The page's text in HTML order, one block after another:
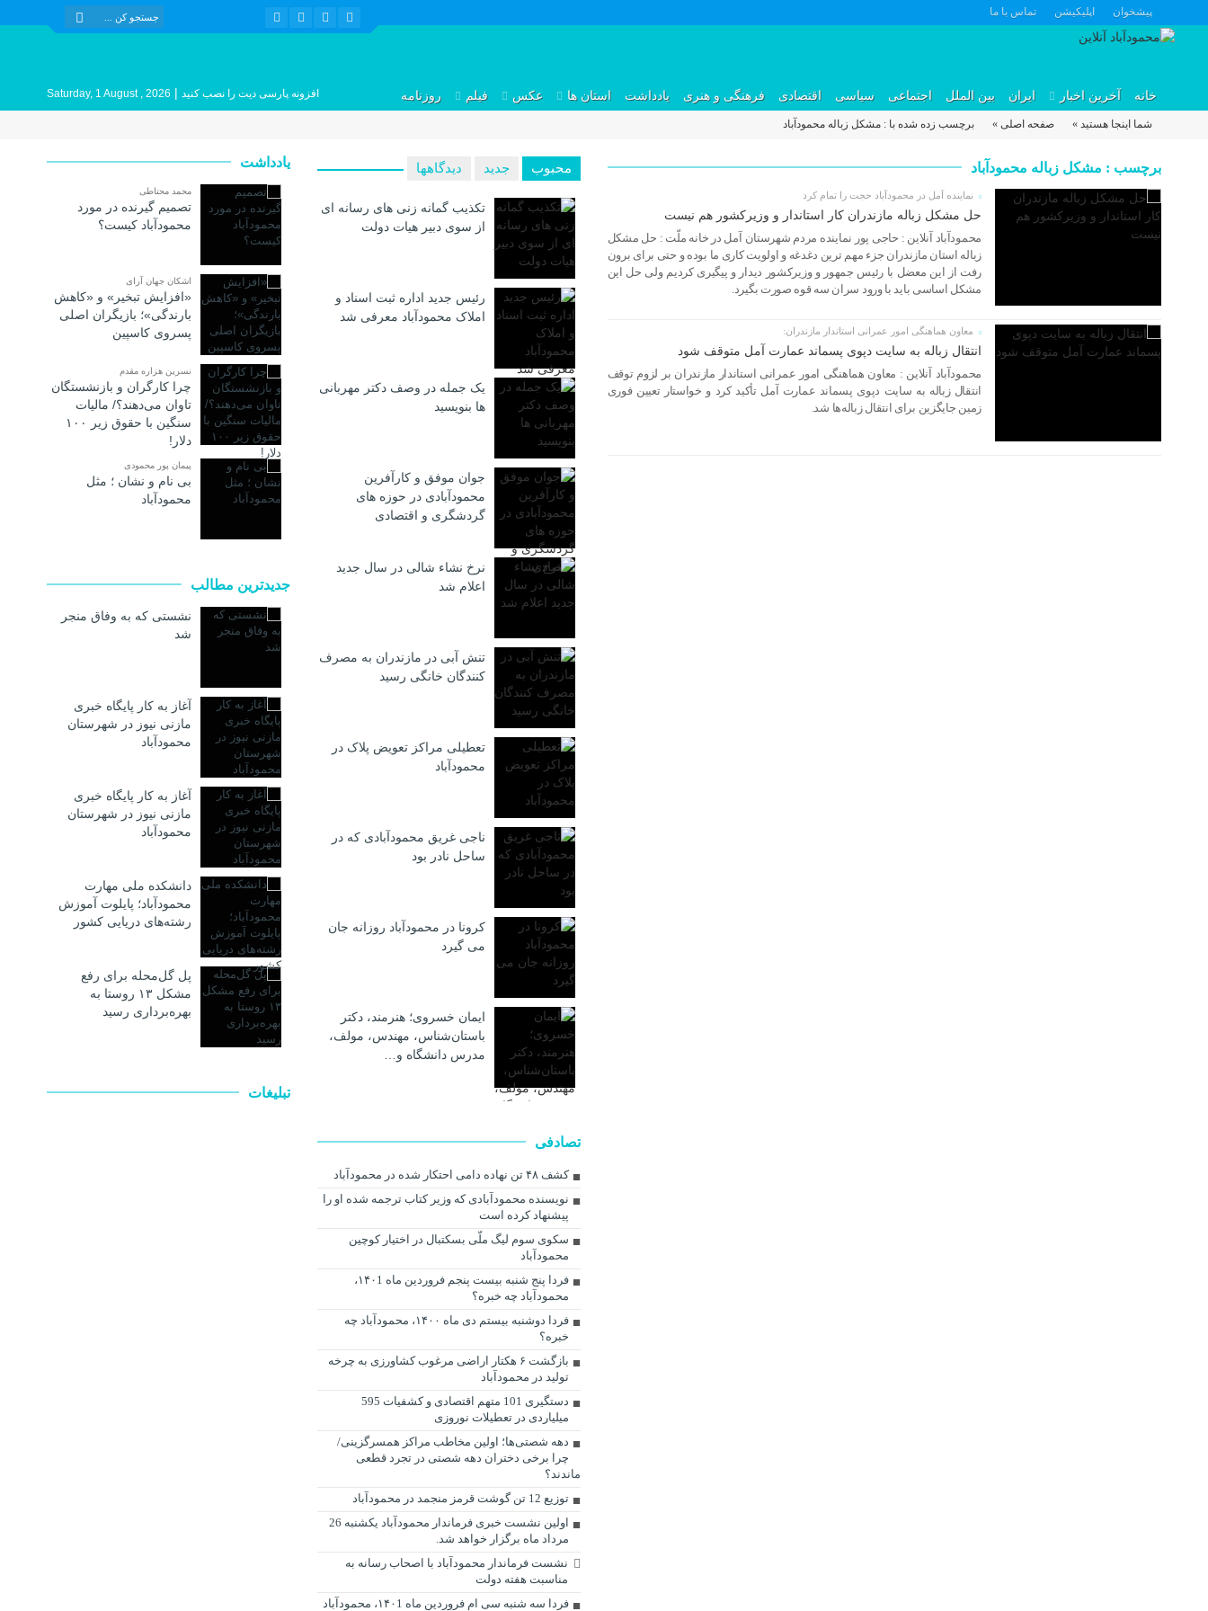
پیشخوان اپلیکیشن تماس با ما
خانه آخرین اخبار ایران بین الملل اجتماعی سیاسی اقتصادی فرهنگی و هنری یادداشت استان ها عکس فیلم روزنامه افزونه پارسی دیت را نصب کنید |
Saturday, 1 August , 2026
شما اینجا هستید » صفحه اصلی » برچسب زده شده با : مشکل زباله محمودآباد
برچسب : مشکل زباله محمودآباد
نماینده آمل در محمودآباد حجت را تمام کرد
حل مشکل زباله مازندران کار استاندار و وزیرکشور هم نیست
محمودآباد آنلاین : حاجی پور نماینده مردم شهرستان آمل در خانه ملّت : حل مشکل
زباله استان مازندران جزء مهم ترین دغدغه و اولویت کاری ما بوده و حتی برای برون
رفت از این معضل با رئیس جمهور و وزیرکشور دیدار و پیگیری کردیم ولی حل این
مشکل اساسی باید با ورود سران سه قوه صورت بگیرد.
معاون هماهنگی امور عمرانی استاندار مازندران:
انتقال زباله‌ به سایت دپوی پسماند عمارت آمل متوقف شود
محمودآباد آنلاین : معاون هماهنگی امور عمرانی استاندار مازندران بر لزوم توقف
انتقال زباله‌ به سایت دپوی پسماند عمارت آمل تأکید کرد و خواستار تعیین فوری
زمین جایگزین برای انتقال زباله‌ها شد.
محبوب جدید دیدگاهها
تکذیب گمانه زنی های رسانه ای
از سوی دبیر هیات دولت
رئیس جدید اداره ثبت اسناد و
املاک محمودآباد معرفی شد
یک جمله در وصف دکتر مهربانی
ها بنویسید
جوان موفق و کارآفرین
محمودآبادی در حوزه های
گردشگری و اقتصادی
نرخ نشاء شالی در سال جدید
اعلام شد
تنش آبی در مازندران به مصرف
كنندگان خانگی رسيد
تعطیلی مراکز تعویض پلاک در
محمودآباد
ناجی غریق محمودآبادی که در
ساحل نادر بود
کرونا در محمودآباد روزانه جان
می گیرد
ایمان خسروی؛ هنرمند، دکتر
باستان‌شناس، مهندس، مولف،
مدرس دانشگاه و…
تصادفی
کشف ۴۸ تن نهاده دامی احتکار شده در محمودآباد
نویسنده محمودآبادی که وزیر کتاب ترجمه شده او را
پیشنهاد کرده است
سکوی سوم لیگ ملّی بسکتبال در اختیار کوچین
محمودآباد
فردا پنج شنبه بیست پنجم فروردین ماه ۱۴۰1،
محمودآباد چه خبره؟
فردا دوشنبه بیستم دی ماه ۱۴۰۰، محمودآباد چه
خبره؟
بازگشت ۶ هکتار اراضی مرغوب کشاورزی به چرخه
تولید در محمودآباد
دستگیری 101 متهم اقتصادی و کشفیات 595
میلیاردی در تعطیلات نوروزی
دهه شصتی‌ها؛ اولین مخاطب مراکز همسرگزینی/
چرا برخی دختران دهه شصتی در تجرد قطعی
ماندند؟
توزیع 12 تن گوشت قرمز منجمد در محمودآباد
اولین نشست خبری فرماندار محمودآباد یکشنبه 26
مرداد ماه برگزار خواهد شد.
نشست فرماندار محمودآباد با اصحاب رسانه به
مناسبت هفته دولت
فردا سه شنبه سی ام فروردین ماه ۱۴۰1، محمودآباد
یادداشت
محمد محتاطی
تصمیم گیرنده در مورد
محمودآباد کیست؟
اشکان جهان آرای
«افزایش تبخیر» و «کاهش
بارندگی»؛ بازیگران اصلی
پسروی کاسپین
نسرین هزاره مقدم
چرا کارگران و بازنشستگان
تاوان می‌دهند؟/ مالیات
سنگین با حقوق زیر ۱۰۰
دلار!
پیمان پور محمودی
بی نام و نشان ؛ مثل
محمودآباد
جدیدترین مطالب
نشستی که به وفاق منجر
شد
آغاز به کار پایگاه خبری
مازنی نیوز در شهرستان
محمودآباد
آغاز به کار پایگاه خبری
مازنی نیوز در شهرستان
محمودآباد
دانشکده ملی مهارت
محمودآباد؛ پایلوت آموزش
رشته‌های دریایی کشور
پل گل‌محله برای رفع
مشکل ۱۳ روستا به
بهره‌برداری رسید
تبلیغات